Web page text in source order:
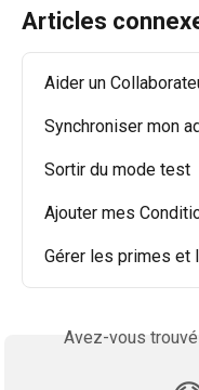
Articles
Aider un
Synchroniser mon
Sortir du mode test
Ajouter mes
Gérer les primes et
Avez-vous